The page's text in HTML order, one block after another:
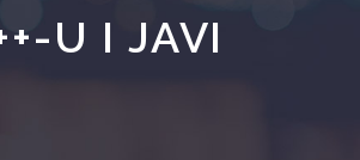
U I JAVI